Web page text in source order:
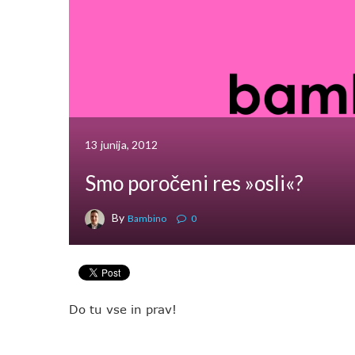
13 junija, 2012
Smo poročeni res »osli«?
By Bambino 0
Do tu vse in prav!